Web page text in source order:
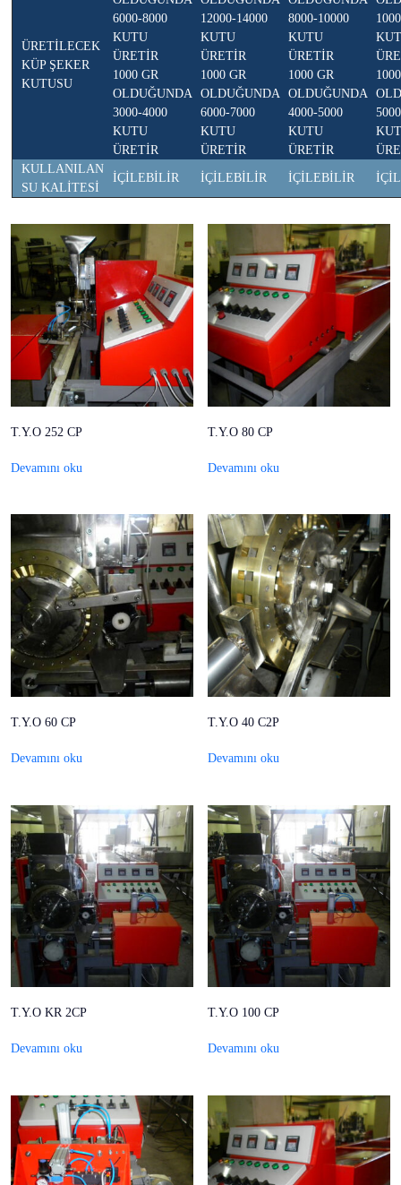
ÜRETİLECEK
KÜP ŞEKER
KUTUSU
6000-8000
KUTU
ÜRETİR
12000-14000
KUTU
ÜRETİR
8000-10000
KUTU
ÜRETİR
1000 GR
OLDUĞUNDA
3000-4000
KUTU
ÜRETİR
1000 GR
OLDUĞUNDA
6000-7000
KUTU
ÜRETİR
1000 GR
OLDUĞUNDA
4000-5000
KUTU
ÜRETİR
KULLANILAN
SU KALİTESİ
İÇİLEBİLİR İÇİLEBİLİR İÇİLEBİLİR
T.Y.O 252 CP
Devamını oku
T.Y.O 80 CP
Devamını oku
T.Y.O 60 CP
Devamını oku
T.Y.O 40 C2P
Devamını oku
T.Y.O KR 2CP
Devamını oku
T.Y.O 100 CP
Devamını oku